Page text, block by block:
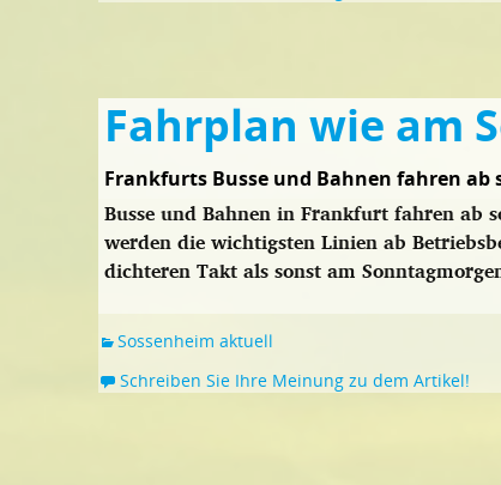
Fahrplan wie am
Frankfurts Busse und Bahnen fahren
Busse und Bahnen in Frankfurt fahren ab
werden die wichtigsten Linien ab
dichteren Takt als sonst am
Sossenheim aktuell
Schreiben Sie Ihre Meinung zu dem Artikel!